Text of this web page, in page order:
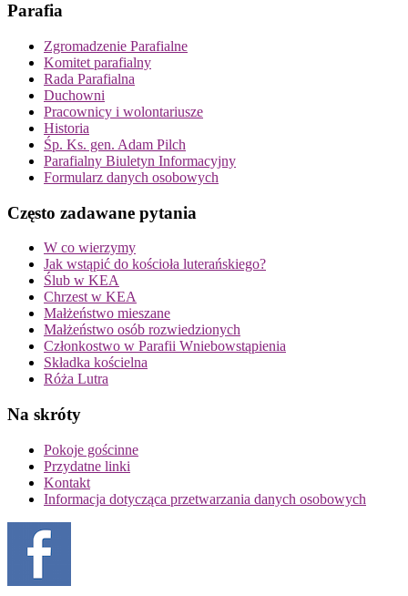
Parafia
Zgromadzenie Parafialne
Komitet parafialny
Rada Parafialna
Duchowni
Pracownicy i wolontariusze
Historia
Śp. Ks. gen. Adam Pilch
Parafialny Biuletyn Informacyjny
Formularz danych osobowych
Często zadawane pytania
W co wierzymy
Jak wstąpić do kościoła luterańskiego?
Ślub w KEA
Chrzest w KEA
Małżeństwo mieszane
Małżeństwo osób rozwiedzionych
Członkostwo w Parafii Wniebowstąpienia
Składka kościelna
Róża Lutra
Na skróty
Pokoje gościnne
Przydatne linki
Kontakt
Informacja dotycząca przetwarzania danych osobowych